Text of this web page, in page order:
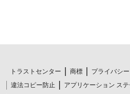
トラストセンター 商標
プライバシ
違法コピー防止
アプリケーション ス